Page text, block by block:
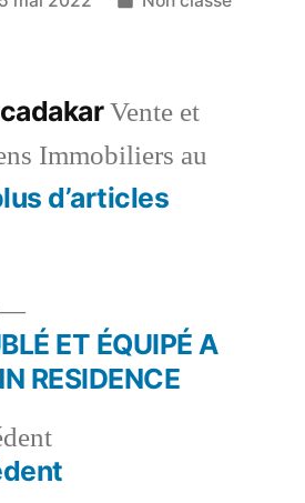
Vente et
Immobiliers au
d’articles
Article
précédent :
Article
suivant :
ET ÉQUIPÉ A
RESIDENCE